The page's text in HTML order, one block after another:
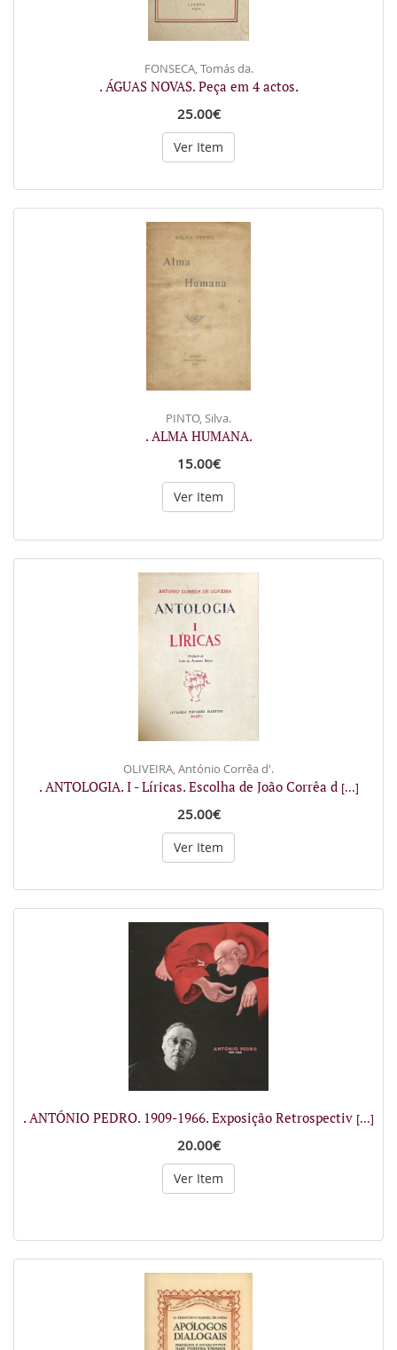
FONSECA, Tomás da.
. ÁGUAS NOVAS. Peça em 4 actos.
25.00€
Ver Item
PINTO, Silva.
. ALMA HUMANA.
15.00€
Ver Item
OLIVEIRA, António Corrêa d'.
. ANTOLOGIA. I - Líricas. Escolha de João Corrêa d [...]
25.00€
Ver Item
. ANTÓNIO PEDRO. 1909-1966. Exposição Retrospectiv [...]
20.00€
Ver Item